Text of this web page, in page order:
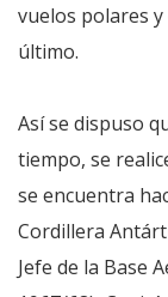
vuelos polares
último.
Así se dispuso
tiempo, se
se encuentra
Cordillera
Jefe de la Base